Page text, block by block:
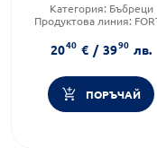
Категория: Бъбреци
Продуктова линия:
2040 € / 3990 лв.
ПОРЪЧАЙ